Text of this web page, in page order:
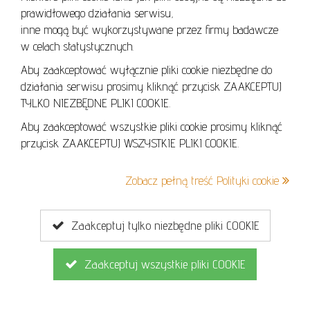
prawidłowego działania serwisu,
inne mogą być wykorzystywane przez firmy badawcze
w celach statystycznych.
Aby zaakceptować wyłącznie pliki cookie niezbędne do
działania serwisu prosimy kliknąć przycisk ZAAKCEPTUJ
TYLKO NIEZBĘDNE PLIKI COOKIE.
Aby zaakceptować wszystkie pliki cookie prosimy kliknąć
przycisk ZAAKCEPTUJ WSZYSTKIE PLIKI COOKIE.
Zobacz pełną treść Polityki cookie
Zaakceptuj tylko niezbędne pliki COOKIE
Zaakceptuj wszystkie pliki COOKIE
POLITYKA COOKIES
+48 605 240 157
Copyright © 2026MGN Group. Wszelkie prawa zastrzeżone.
Projekt i wykonanieAmbicodedla MGN Group.